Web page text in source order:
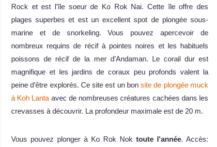
Rock et est l’île soeur de Ko Rok Nai. Cette île offre des
plages superbes et est un excellent spot de plongée sous-
marine et de snorkeling. Vous pouvez apercevoir de
nombreux requins de récif à pointes noires et les habituels
poissons de récif de la mer d’Andaman. Le corail dur est
magnifique et les jardins de coraux peu profonds valent la
peine d’être explorés. Ce site est un bonsite de plongée muck
à Koh Lanta avec de nombreuses créatures cachées dans les
crevasses à découvrir. La profondeur maximale est de 20 m.
Vous pouvez plonger à Ko Rok Nok toute l'année. Accès: